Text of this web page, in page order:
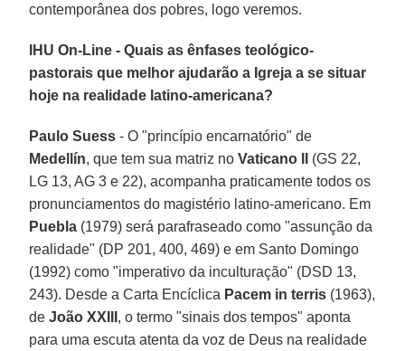
contemporânea dos pobres, logo veremos.
IHU On-Line - Quais as ênfases teológico-
pastorais que melhor ajudarão a Igreja a se situar
hoje na realidade latino-americana?
Paulo Suess- O "princípio encarnatório" de
Medellín, que tem sua matriz noVaticano II
(GS 22,
LG 13, AG 3 e 22), acompanha praticamente todos os
pronunciamentos do magistério latino-americano. Em
Puebla (1979) será parafraseado como "assunção da
realidade" (DP 201, 400, 469) e em Santo Domingo
(1992) como "imperativo da inculturação" (DSD 13,
243). Desde a Carta Encíclica Pacem in terris (1963),
deJoão XXIII , o termo "sinais dos tempos" aponta
para uma escuta atenta da voz de Deus na realidade